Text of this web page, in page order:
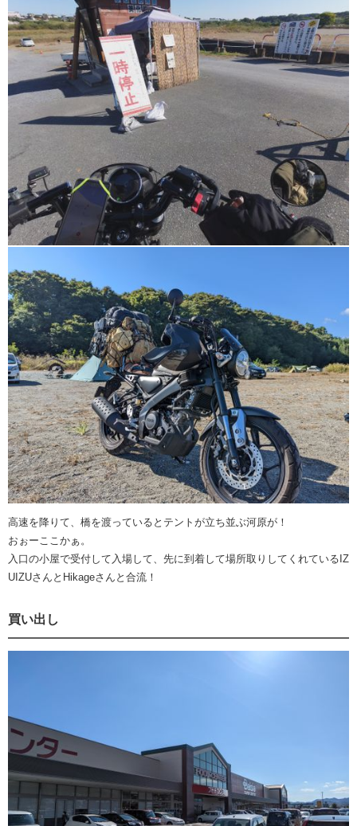
高速を降りて、橋を渡っているとテントが立ち並ぶ河原が！
おぉーここかぁ。
入口の小屋で受付して入場して、先に到着して場所取りしてくれているIZ
UIZUさんとHikageさんと合流！
買い出し